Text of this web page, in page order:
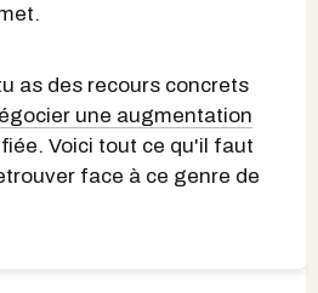
as des recours concrets
une augmentation
Voici tout ce qu'il faut
face à ce genre de